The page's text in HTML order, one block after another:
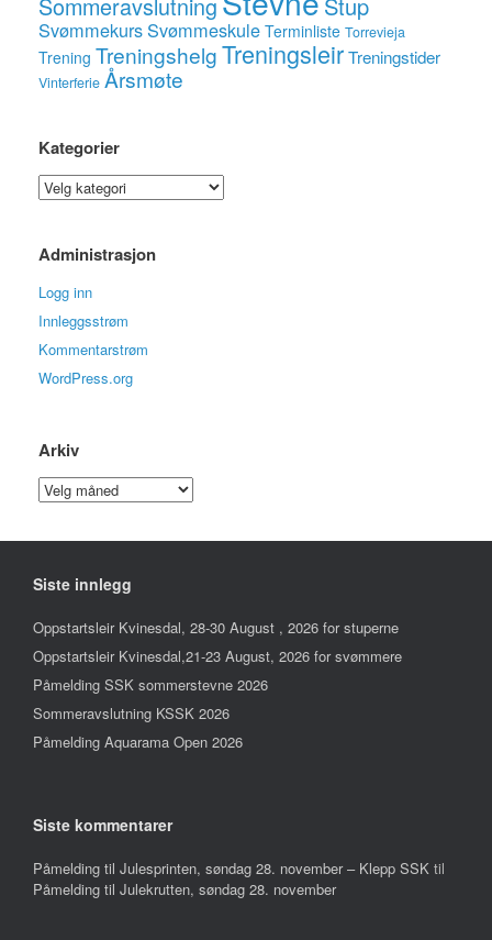
SvømmekursSvømmeskule Terminliste Torrevieja
Trening TreningshelgTreningsleirTreningstider
Vinterferie Årsmøte
Kategorier
Kategorier
Administrasjon
Logg inn
Innleggsstrøm
Kommentarstrøm
WordPress.org
Arkiv
Arkiv
Siste innlegg
Oppstartsleir Kvinesdal, 28-30 August , 2026 for stuperne
Oppstartsleir Kvinesdal,21-23 August, 2026 for svømmere
Påmelding SSK sommerstevne 2026
Sommeravslutning KSSK 2026
Påmelding Aquarama Open 2026
Siste kommentarer
Påmelding til Julesprinten, søndag 28. november – Klepp SSK til
Påmelding til Julekrutten, søndag 28. november